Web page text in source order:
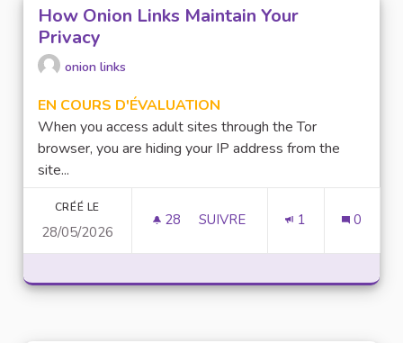
How Onion Links Maintain Your
Privacy
onion links
EN COURS D'ÉVALUATION
When you access adult sites through the Tor
browser, you are hiding your IP address from the
site...
CRÉÉ LE
28/05/2026
28 28 ABONNÉS
SUIVRE 1 0